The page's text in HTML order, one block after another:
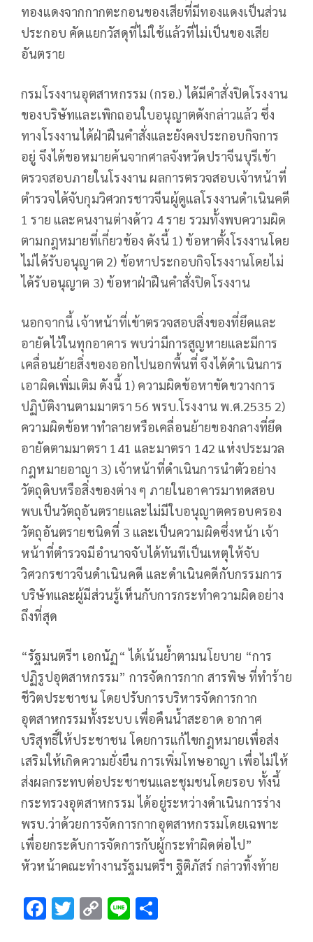
ทองแดงจากกากตะกอนของเสียที่มีทองแดงเป็นส่วน
ประกอบ คัดแยกวัสดุที่ไม่ใช้แล้วที่ไม่เป็นของเสีย
อันตราย
กรมโรงงานอุตสาหกรรม (กรอ.) ได้มีคำสั่งปิดโรงงาน
ของบริษัทและเพิกถอนใบอนุญาตดังกล่าวแล้ว ซึ่ง
ทางโรงงานได้ฝ่าฝืนคำสั่งและยังคงประกอบกิจการ
อยู่ จึงได้ขอหมายค้นจากศาลจังหวัดปราจีนบุรีเข้า
ตรวจสอบภายในโรงงาน ผลการตรวจสอบเจ้าหน้าที่
ตำรวจได้จับกุมวิศวกรชาวจีนผู้ดูแลโรงงานดำเนินคดี
1 ราย และคนงานต่างด้าว 4 ราย รวมทั้งพบความผิด
ตามกฎหมายที่เกี่ยวข้อง ดังนี้ 1) ข้อหาตั้งโรงงานโดย
ไม่ได้รับอนุญาต 2) ข้อหาประกอบกิจโรงงานโดยไม่
ได้รับอนุญาต 3) ข้อหาฝ่าฝืนคำสั่งปิดโรงงาน
นอกจากนี้ เจ้าหน้าที่เข้าตรวจสอบสิ่งของที่ยึดและ
อายัดไว้ในทุกอาคาร พบว่ามีการสูญหายและมีการ
เคลื่อนย้ายสิ่งของออกไปนอกพื้นที่ จึงได้ดำเนินการ
เอาผิดเพิ่มเติม ดังนี้ 1) ความผิดข้อหาขัดขวางการ
ปฏิบัติงานตามมาตรา 56 พรบ.โรงงาน พ.ศ.2535 2)
ความผิดข้อหาทำลายหรือเคลื่อนย้ายของกลางที่ยึด
อายัดตามมาตรา 141 และมาตรา 142 แห่งประมวล
กฎหมายอาญา 3) เจ้าหน้าที่ดำเนินการนำตัวอย่าง
วัตถุดิบหรือสิ่งของต่าง ๆ ภายในอาคารมาทดสอบ
พบเป็นวัตถุอันตรายและไม่มีใบอนุญาตครอบครอง
วัตถุอันตรายชนิดที่ 3 และเป็นความผิดซึ่งหน้า เจ้า
หน้าที่ตำรวจมีอำนาจจับได้ทันทีเป็นเหตุให้จับ
วิศวกรชาวจีนดำเนินคดี และดำเนินคดีกับกรรมการ
บริษัทและผู้มีส่วนรู้เห็นกับการกระทำความผิดอย่าง
ถึงที่สุด
“รัฐมนตรีฯ เอกนัฏ“ ได้เน้นย้ำตามนโยบาย “การ
ปฏิรูปอุตสาหกรรม” การจัดการกาก สารพิษ ที่ทำร้าย
ชีวิตประชาชน โดยปรับการบริหารจัดการกาก
อุตสาหกรรมทั้งระบบ เพื่อคืนน้ำสะอาด อากาศ
บริสุทธิ์ให้ประชาชน โดยการแก้ไขกฎหมายเพื่อส่ง
เสริมให้เกิดความยั่งยืน การเพิ่มโทษอาญา เพื่อไม่ให้
ส่งผลกระทบต่อประชาชนและชุมชนโดยรอบ ทั้งนี้
กระทรวงอุตสาหกรรม ได้อยู่ระหว่างดำเนินการร่าง
พรบ.ว่าด้วยการจัดการกากอุตสาหกรรมโดยเฉพาะ
เพื่อยกระดับการจัดการกับผู้กระทำผิดต่อไป”
หัวหน้าคณะทำงานรัฐมนตรีฯ ฐิติภัสร์ กล่าวทิ้งท้าย
F T C Li